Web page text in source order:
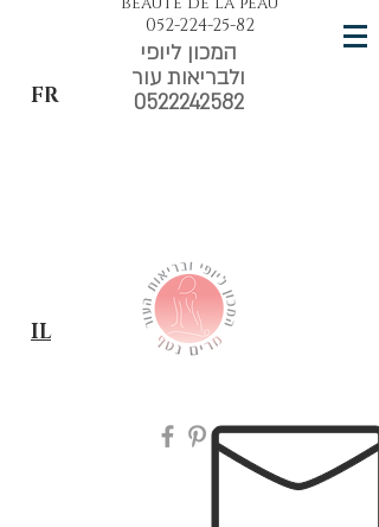
FR
המכון ליופי
ולבריאות עור
0522242582
052-224-25-82
IL